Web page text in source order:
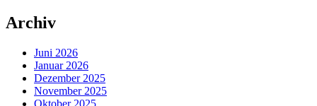
Archiv
Juni 2026
Januar 2026
Dezember 2025
November 2025
Oktober 2025